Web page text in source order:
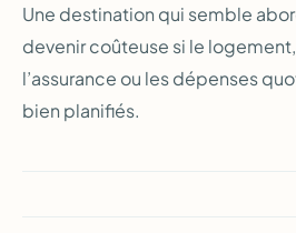
Une destination qui semble
devenir coûteuse si le
l’assurance ou les dépenses
bien planifiés.